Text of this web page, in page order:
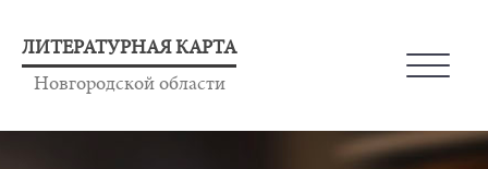
ЛИТЕРАТУРНАЯ КАРТА
Новгородской области